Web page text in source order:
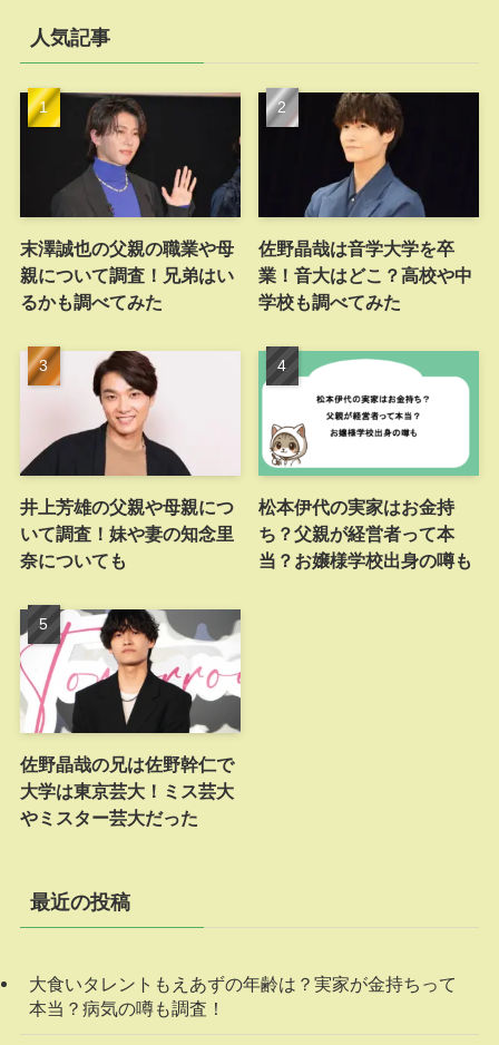
人気記事
末澤誠也の父親の職業や母
親について調査！兄弟はい
るかも調べてみた
佐野晶哉は音学大学を卒
業！音大はどこ？高校や中
学校も調べてみた
井上芳雄の父親や母親につ
いて調査！妹や妻の知念里
奈についても
松本伊代の実家はお金持
ち？父親が経営者って本
当？お嬢様学校出身の噂も
佐野晶哉の兄は佐野幹仁で
大学は東京芸大！ミス芸大
やミスター芸大だった
最近の投稿
大食いタレントもえあずの年齢は？実家が金持ちって
本当？病気の噂も調査！